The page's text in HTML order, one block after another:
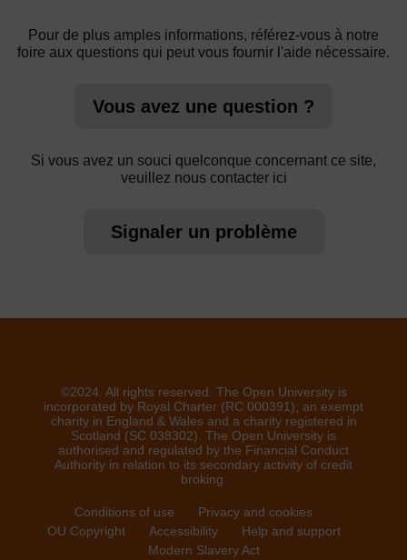
Pour de plus amples informations, référez-vous à notre
foire aux questions qui peut vous fournir l'aide nécessaire.
Vous avez une question ?
Si vous avez un souci quelconque concernant ce site,
veuillez nous contacter ici
Signaler un problème
©2024. All rights reserved. The Open University is
incorporated by Royal Charter (RC 000391), an exempt
charity in England & Wales and a charity registered in
Scotland (SC 038302). The Open University is
authorised and regulated by the Financial Conduct
Authority in relation to its secondary activity of credit
broking.
Conditions of use
Privacy and cookies
OU Copyright
Accessibility
Help and support
Modern Slavery Act